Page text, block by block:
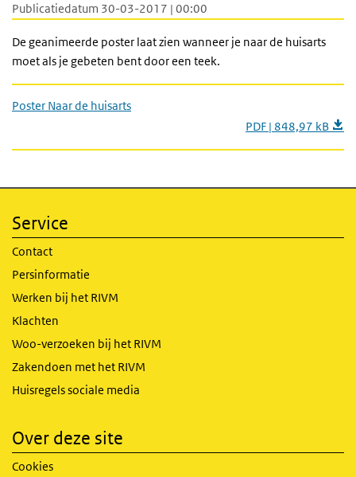
Publicatiedatum 30-03-2017 | 00:00
De geanimeerde poster laat zien wanneer je naar de huisarts
moet als je gebeten bent door een teek.
Poster Naar de huisarts
PDF | 848,97 kB
Service
Contact
Persinformatie
Werken bij het RIVM
Klachten
Woo-verzoeken bij het RIVM
Zakendoen met het RIVM
Huisregels sociale media
Over deze site
Cookies